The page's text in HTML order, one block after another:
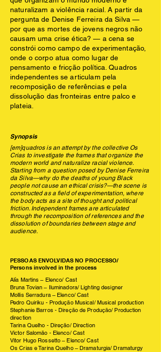
naturalizam a violência racial. A partir da
pergunta de Denise Ferreira da Silva —
por que as mortes de jovens negros não
causam uma crise ética? — a cena se
constrói como campo de experimentação,
onde o corpo atua como lugar de
pensamento e fricção política. Quadros
independentes se articulam pela
recomposição de referências e pela
dissolução das fronteiras entre palco e
plateia.
Synopsis
[em]quadros is an attempt by the collective Os
Crias to investigate the frames that organize the
modern world and naturalize racial violence.
Starting from a question posed by Denise Ferreira
da Silva—why do the deaths of young Black
people not cause an ethical crisis?—the scene is
constructed as a field of experimentation, where
the body acts as a site of thought and political
friction. Independent frames are articulated
through the recomposition of references and the
dissolution of boundaries between stage and
audience.
PESSOAS ENVOLVIDAS NO PROCESSO/
Persons involved in the process
Alía Martins – Elenco/ Cast
Bruna Tovian – Iluminadora/ Lighting designer
Mollis Serradura – Elenco/ Cast
Pedro Quiriku - Produção Musical/ Musical production
Stephanie Barros - Direção de Produção/ Production
direction
Tarina Quelho - Direção/ Direction
Victor Salomão - Elenco/ Cast
Vitor Hugo Rossetto – Elenco/ Cast
Os Crias e Tarina Quelho – Dramaturgia/ Dramaturgy